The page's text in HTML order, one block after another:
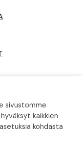
sivustomme
kaikkien
kohdasta